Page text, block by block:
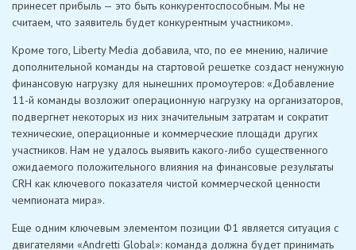
принесет прибыль — это быть конкурентоспособным. Мы не
считаем, что заявитель будет конкурентным участником».
Кроме того, Liberty Media добавила, что, по ее мнению, наличие
дополнительной команды на стартовой решетке создаст ненужную
финансовую нагрузку для нынешних промоутеров: «Добавление
11-й команды возложит операционную нагрузку на организаторов,
подвергнет некоторых из них значительным затратам и сократит
технические, операционные и коммерческие площади других
участников. Нам не удалось выявить какого-либо существенного
ожидаемого положительного влияния на финансовые результаты
CRH как ключевого показателя чистой коммерческой ценности
чемпионата мира».
Еще одним ключевым элементом позиции Ф1 является ситуация с
двигателями «Andretti Global»: команда должна будет принимать